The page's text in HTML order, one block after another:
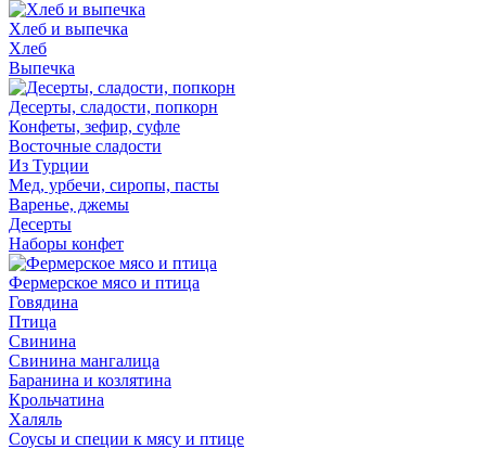
Хлеб и выпечка
Хлеб
Выпечка
Десерты, сладости, попкорн
Конфеты, зефир, суфле
Восточные сладости
Из Турции
Мед, урбечи, сиропы, пасты
Варенье, джемы
Десерты
Наборы конфет
Фермерское мясо и птица
Говядина
Птица
Свинина
Свинина мангалица
Баранина и козлятина
Крольчатина
Халяль
Соусы и специи к мясу и птице